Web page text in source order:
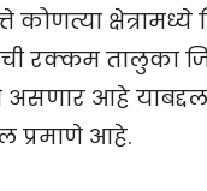
क्षेत्रामध्ये
रक्कम तालुका
असणार आहे
प्रमाणे आहे.